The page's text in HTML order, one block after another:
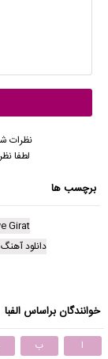
نظرات
لطفا
برچسب ها
Girat
دانلود
خوانندگان براساس الفبا
ا ب